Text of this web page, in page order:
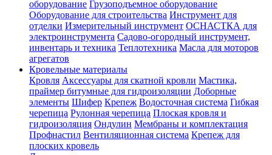
оборудование Грузоподъемное оборудование
Оборудование для строительства Инструмент для
отделки Измерительный инструмент ОСНАСТКА для
электроинструмента Садово-огородный инструмент,
инвентарь и техника Теплотехника Масла для моторов
агрегатов
Кровельные материалы
Кровля Аксессуары для скатной кровли Мастика,
праймер битумные для гидроизоляции Доборные
элементы Шифер Крепеж Водосточная система Гибкая
черепица Рулонная черепица Плоская кровля и
гидроизоляция Ондулин Мембраны и комплектация
Профнастил Вентиляционная система Крепеж для
плоских кровель